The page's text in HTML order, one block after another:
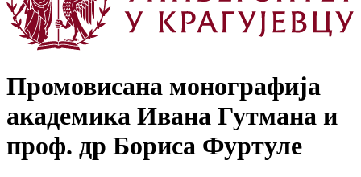
Промовисана монографија
академика Ивана Гутмана и
проф. др Бориса Фуртуле